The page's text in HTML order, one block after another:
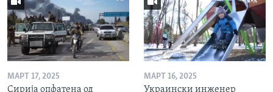
МАРТ 17, 2025
Сирија опфатена од
МАРТ 16, 2025
Украински инженер